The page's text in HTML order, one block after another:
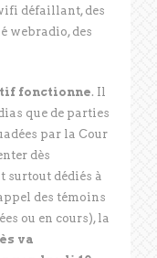
défaillant, des
webradio, des
fonctionne. Il
que de parties
par la Cour
dès
surtout dédiés à
des témoins
ou en cours), la
va